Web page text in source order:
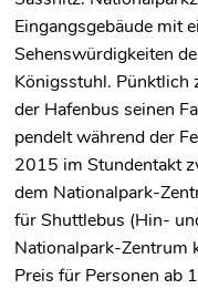
Eingangsgebäude mit
Sehenswürdigkeiten
Königsstuhl. Pünktlich
der Hafenbus seinen
pendelt während der
2015 im Stundentakt
dem Nationalpark-
für Shuttlebus (Hin-
Nationalpark-Zentrum
Preis für Personen ab